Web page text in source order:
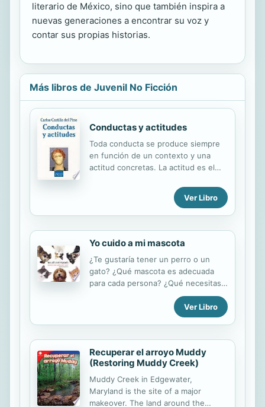
literario de México, sino que también inspira a
nuevas generaciones a encontrar su voz y
contar sus propias historias.
Más libros de Juvenil No Ficción
Conductas y actitudes
Toda conducta se produce siempre
en función de un contexto y una
actitud concretas. La actitud es el
modula la conducta y la transforma
en la singular actuación de cada uno
de nosotros ante una situación
actitud, sumada a las actuaciones,
del sujeto: su esencial inestabilidad,
el hecho de estar en un proceso
constante de construcción y
deconstrucción con el que se adapta
a cada contexto. Esta oscilación
Ver Libro
Yo cuido a mi mascota
¿Te gustaría tener un perro o un
gato? ¿Qué mascota es adecuada
para cada persona? ¿Qué necesitas
saber para cuidarlo? La veterinaria
chilena Macarena Domínguez te
enseñará todo lo que necesitas
responsable de perros y gatos.
Aprenderás sobre la alimentación
que necesitan en cada etapa de su
vida, cómo cuidar su higiene y su
salud, conocerás distintas formas de
entretenerlos y también cómo se
Ver Libro
Recuperar el arroyo Muddy
(Restoring Muddy Creek)
Muddy Creek in Edgewater,
Maryland is the site of a major
makeover. The land around the